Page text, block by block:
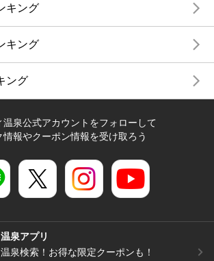
キング
キング
ング
温泉公式アカウントをフォローして
情報やクーポン情報を受け取ろう
泉アプリ
泉検索！お得な限定クーポンも！